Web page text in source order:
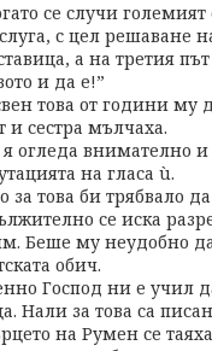
се случи
с цел решаване
а на третия
и да е!”
това от години му
и сестра мълчаха.
огледа внимателно
на гласа ù.
за това би трябвало
се иска
Беше му неудобно да
обич.
Господ ни е учил
Нали за това са
на Румен се